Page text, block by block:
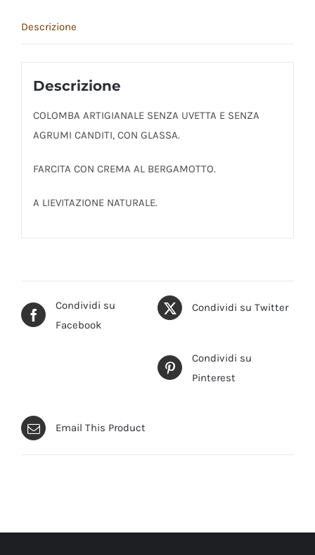
Descrizione
Descrizione
COLOMBA ARTIGIANALE SENZA UVETTA E SENZA
AGRUMI CANDITI, CON GLASSA.
FARCITA CON CREMA AL BERGAMOTTO.
A LIEVITAZIONE NATURALE.
Condividi su
Facebook
Condividi su Twitter
Condividi su
Pinterest
Email This Product